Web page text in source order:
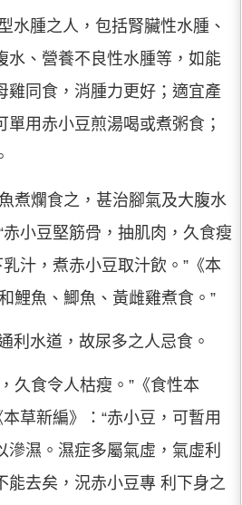
水腫之人，包括腎臟性水腫、
水、營養不良性水腫等，如能
雞同食，消腫力更好；適宜產
用赤小豆煎湯喝或煮粥食；
煮爛食之，甚治腳氣及大腹水
赤小豆堅筋骨，抽肌肉，久食瘦
乳汁，煮赤小豆取汁飲。”《本
鯉魚、鯽魚、黃雌雞煮食。”
利水道，故尿多之人忌食。
久食令人枯瘦。”《食性本
草新編》：“赤小豆，可暫用
濕。濕症多屬氣虛，氣虛利
能去矣，況赤小豆專 利下身之